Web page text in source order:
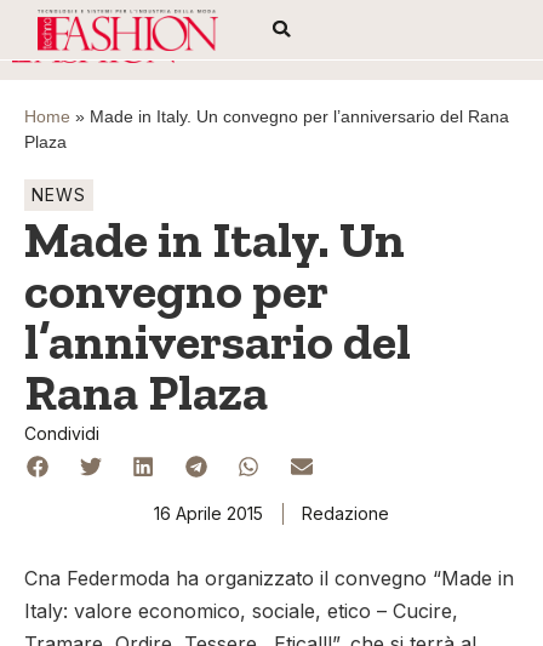
Home » Made in Italy. Un convegno per l’anniversario del Rana
Plaza
NEWS
Made in Italy. Un
convegno per
l’anniversario del
Rana Plaza
Condividi
16 Aprile 2015 Redazione
Cna Federmoda ha organizzato il convegno “Made in
Italy: valore economico, sociale, etico – Cucire,